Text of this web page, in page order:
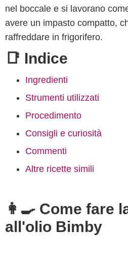
nel boccale e si lavorano
avere un impasto compatto,
raffreddare in frigorifero.
📑 Indice
Ingredienti
Strumenti utilizzati
Procedimento
Consigli e curiosità
Commenti
Altre ricette simili
👩‍🍳 Come fare
all'olio Bimby